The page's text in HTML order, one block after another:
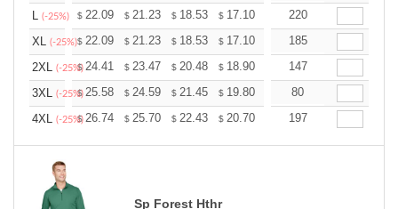
L (-25%) $ 22.09 $ 21.23 $ 18.53 $ 17.10 16.24
220
XL (-25%)$ 22.09 $ 21.23 $ 18.53 $ 17.10 16.24
185
2XL (-25%)
$24.41 $ 23.47 $ 20.48 $ 18.90 17.96
147
3XL (-25%)
$25.58 $ 24.59 $ 21.45 $ 19.80 18.81
80
4XL (-25%)
$26.74 $ 25.70 $ 22.43 $ 20.70 19.67
197
Sp Forest Hthr